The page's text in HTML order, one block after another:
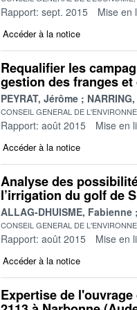
Rapport: sept. 2015 Mise en
Accéder à la notice
Requalifier les
gestion des franges
PEYRAT, Jérôme
CONSEIL GENERAL DE
Rapport: août 2015 Mise en
Accéder à la notice
Analyse des
l’irrigation du golf de
ALLAG-DHUISME, Fabienne
CONSEIL GENERAL DE
Rapport: août 2015 Mise en
Accéder à la notice
Expertise de